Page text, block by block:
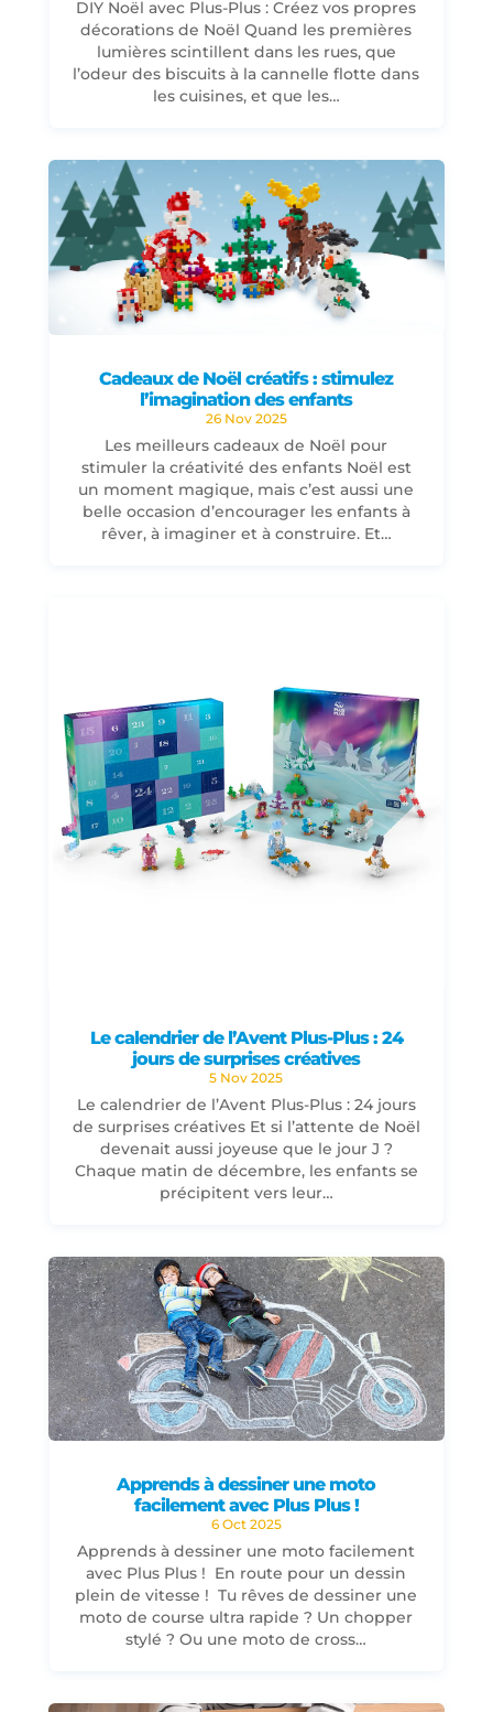
DIY Noël avec Plus-Plus : Créez vos propres
décorations de Noël Quand les premières
lumières scintillent dans les rues, que
l’odeur des biscuits à la cannelle flotte dans
les cuisines, et que les…
Cadeaux de Noël créatifs : stimulez
l’imagination des enfants
26 Nov 2025
Les meilleurs cadeaux de Noël pour
stimuler la créativité des enfants Noël est
un moment magique, mais c’est aussi une
belle occasion d’encourager les enfants à
rêver, à imaginer et à construire. Et…
Le calendrier de l’Avent Plus-Plus : 24
jours de surprises créatives
5 Nov 2025
Le calendrier de l’Avent Plus-Plus : 24 jours
de surprises créatives Et si l’attente de Noël
devenait aussi joyeuse que le jour J ?
Chaque matin de décembre, les enfants se
précipitent vers leur…
Apprends à dessiner une moto
facilement avec Plus Plus !
6 Oct 2025
Apprends à dessiner une moto facilement
avec Plus Plus ! En route pour un dessin
plein de vitesse ! Tu rêves de dessiner une
moto de course ultra rapide ? Un chopper
stylé ? Ou une moto de cross…